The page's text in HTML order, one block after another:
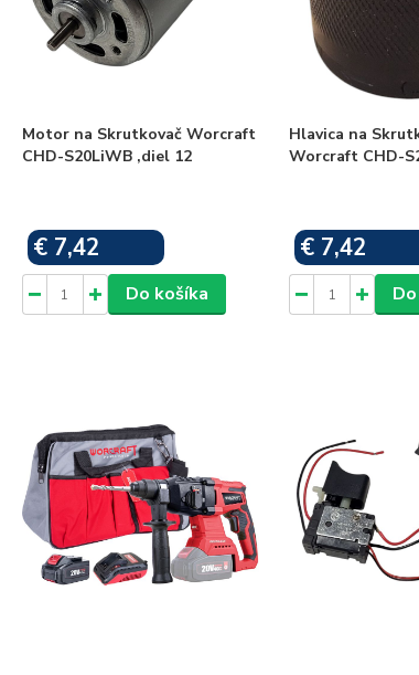
Motor na Skrutkovač Worcraft
CHD-S20LiWB ,diel 12
€ 7,42
Do košíka
Hlavica na
Worcraft CHD-
€ 7,42